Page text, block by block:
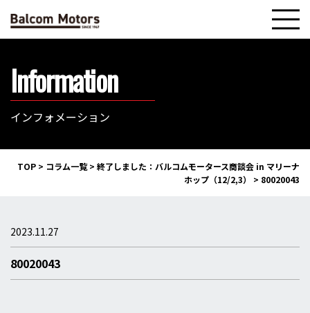
Information
インフォメーション
TOP > コラム一覧> 終了しました：バルコムモータース商談会 in マリーナ
ホップ（12/2,3）
> 80020043
2023.11.27
80020043